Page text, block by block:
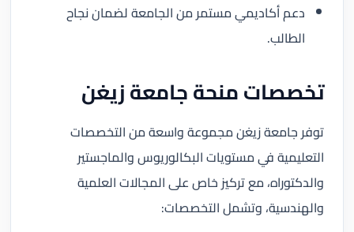
دعم أكاديمي مستمر من الجامعة لضمان نجاح
الطالب.
تخصصات منحة جامعة زيغن
توفر جامعة زيغن مجموعة واسعة من التخصصات
التعليمية في مستويات البكالوريوس والماجستير
والدكتوراه، مع تركيز خاص على المجالات العلمية
والهندسية، وتشمل التخصصات: